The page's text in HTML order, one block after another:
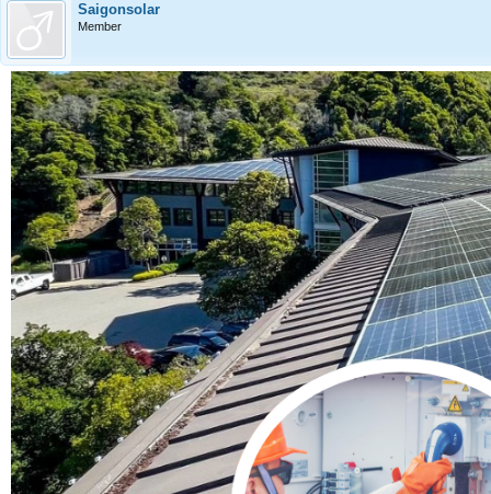
Saigonsolar
Member